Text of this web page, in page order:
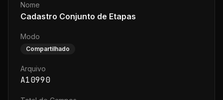
Nome
Cadastro Conjunto de Etapas
Modo
Compartilhado
Arquivo
A10990